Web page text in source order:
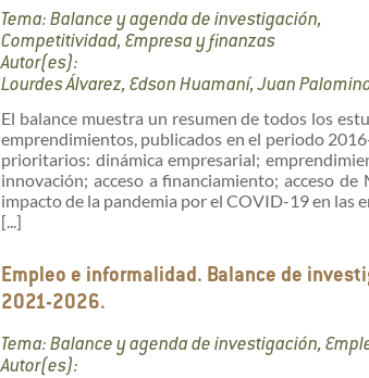
Tema: Balance y agenda de investigación,
Competitividad, Empresa y finanzas
Autor(es):
Lourdes Álvarez, Edson Huamaní, Juan
El balance muestra un resumen de todos los
emprendimientos, publicados en el periodo
prioritarios: dinámica empresarial;
innovación; acceso a financiamiento; acceso
impacto de la pandemia por el COVID-19 en las
[...]
Empleo e informalidad. Balance de
2021-2026.
Tema: Balance y agenda de investigación,
Autor(es):